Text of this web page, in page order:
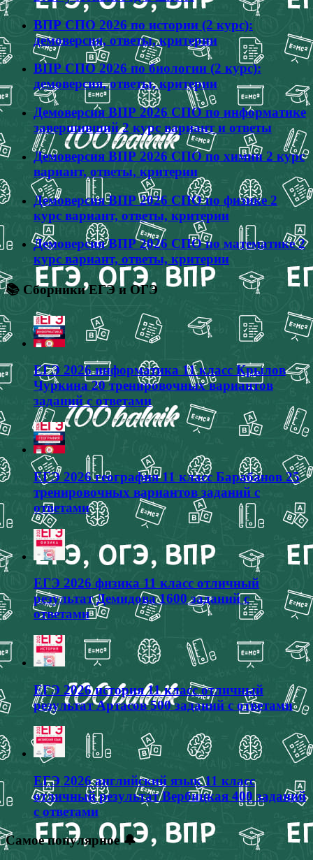
ВПР СПО 2026 по истории (2 курс):
демоверсия, ответы, критерии
ВПР СПО 2026 по биологии (2 курс):
демоверсия, ответы, критерии
Демоверсия ВПР 2026 СПО по информатике
завершивший 2 курс вариант и ответы
Демоверсия ВПР 2026 СПО по химии 2 курс
вариант, ответы, критерии
Демоверсия ВПР 2026 СПО по физике 2
курс вариант, ответы, критерии
Демоверсия ВПР 2026 СПО по математике 2
курс вариант, ответы, критерии
📚 Сборники ЕГЭ и ОГЭ
ЕГЭ 2026 информатика 11 класс Крылов
Чуркина 20 тренировочных вариантов
заданий с ответами
ЕГЭ 2026 география 11 класс Барабанов 25
тренировочных вариантов заданий с
ответами
ЕГЭ 2026 физика 11 класс отличный
результат Демидова 1600 заданий с
ответами
ЕГЭ 2026 история 11 класс отличный
результат Артасов 500 заданий с ответами
ЕГЭ 2026 английский язык 11 класс
отличный результат Вербицкая 400 заданий
с ответами
Самое популярное 🔔